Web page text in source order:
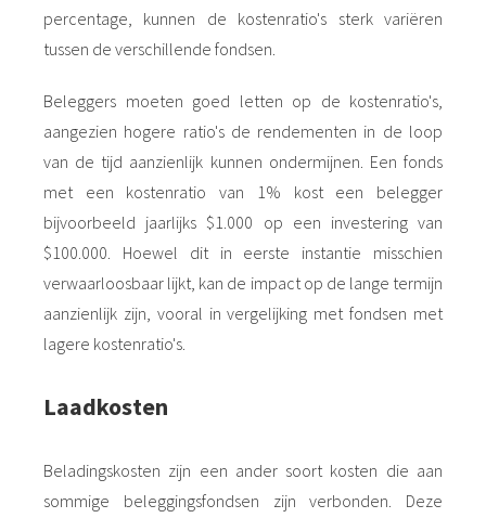
percentage, kunnen de kostenratio's sterk variëren
tussen de verschillende fondsen.
Beleggers moeten goed letten op de kostenratio's,
aangezien hogere ratio's de rendementen in de loop
van de tijd aanzienlijk kunnen ondermijnen. Een fonds
met een kostenratio van 1% kost een belegger
bijvoorbeeld jaarlijks $1.000 op een investering van
$100.000. Hoewel dit in eerste instantie misschien
verwaarloosbaar lijkt, kan de impact op de lange termijn
aanzienlijk zijn, vooral in vergelijking met fondsen met
lagere kostenratio's.
Laadkosten
Beladingskosten zijn een ander soort kosten die aan
sommige beleggingsfondsen zijn verbonden. Deze